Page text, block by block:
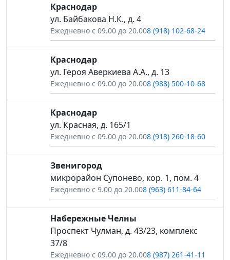
Краснодар
ул. Байбакова Н.К., д. 4
Ежедневно с 09.00 до 20.008 (918) 102-68-24
Краснодар
ул. Героя Аверкиева А.А., д. 13
Ежедневно с 09.00 до 20.008 (988) 500-10-68
Краснодар
ул. Красная, д. 165/1
Ежедневно с 09.00 до 20.008 (918) 260-18-60
Звенигород
микрорайон Супонево, кор. 1, пом. 4
Ежедневно с 9.00 до 20.008 (963) 611-84-64
Набережные Челны
Проспект Чулман, д. 43/23, комплекс
37/8
Ежедневно с 09.00 до 20.008 (987) 261-41-11